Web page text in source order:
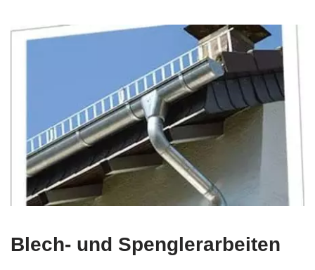
Blech- und Spenglerarbeiten